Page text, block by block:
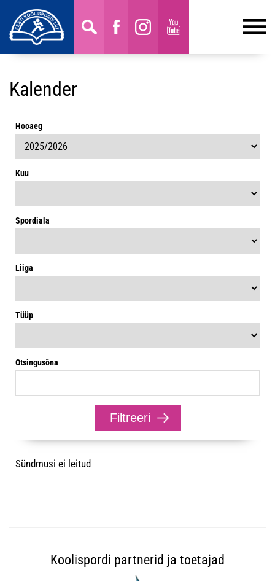
Kalender
Hooaeg
Kuu
Spordiala
Liiga
Tüüp
Otsingusõna
Sündmusi ei leitud
Koolispordi partnerid ja toetajad